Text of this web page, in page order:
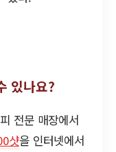
있나요?
전문 매장에서
샷을 인터넷에서